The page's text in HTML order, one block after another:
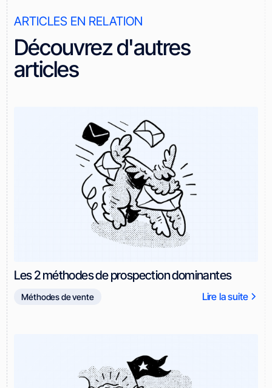
ARTICLES EN RELATION
Découvrez d'autres
articles
Les 2 méthodes de prospection dominantes
Méthodes de vente Lire la suite